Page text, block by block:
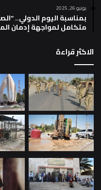
يونيو 26, 2025
بمناسبة اليوم الدولي..
متكامل لمواجهة إدمان
الاكثر قراءة